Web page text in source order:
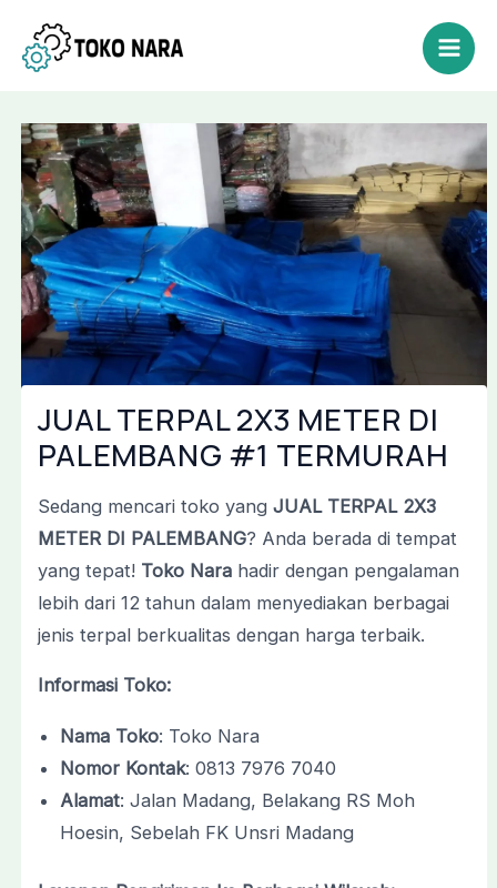
konten
Main
JUAL TERPAL 2X3 METER DI
PALEMBANG #1 TERMURAH
Sedang mencari toko yangJUAL TERPAL 2X3
METER DI PALEMBANG? Anda berada di tempat
yang tepat! Toko Narahadir dengan pengalaman
lebih dari 12 tahun dalam menyediakan berbagai
jenis terpal berkualitas dengan harga terbaik.
Informasi Toko:
Nama Toko: Toko Nara
Nomor Kontak: 0813 7976 7040
Alamat: Jalan Madang, Belakang RS Moh
Hoesin, Sebelah FK Unsri Madang
navigation